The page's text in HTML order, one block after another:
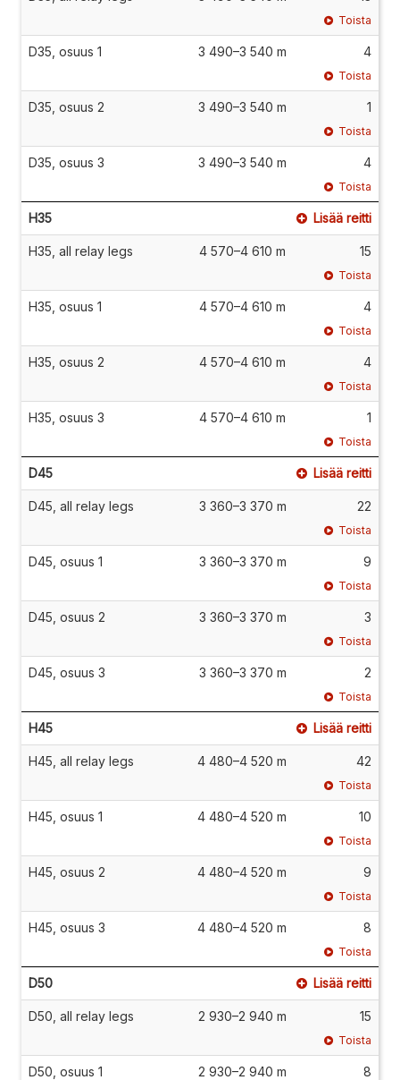
Toista
D35, osuus 1 3 490–3 540 m 4
Toista
D35, osuus 2 3 490–3 540 m 1
Toista
D35, osuus 3 3 490–3 540 m 4
Toista
H35 Lisää reitti
H35, all relay legs 4 570–4 610 m 15
Toista
H35, osuus 1 4 570–4 610 m 4
Toista
H35, osuus 2 4 570–4 610 m 4
Toista
H35, osuus 3 4 570–4 610 m 1
Toista
D45 Lisää reitti
D45, all relay legs 3 360–3 370 m 22
Toista
D45, osuus 1 3 360–3 370 m 9
Toista
D45, osuus 2 3 360–3 370 m 3
Toista
D45, osuus 3 3 360–3 370 m 2
Toista
H45 Lisää reitti
H45, all relay legs 4 480–4 520 m 42
Toista
H45, osuus 1 4 480–4 520 m 10
Toista
H45, osuus 2 4 480–4 520 m 9
Toista
H45, osuus 3 4 480–4 520 m 8
Toista
D50 Lisää reitti
D50, all relay legs 2 930–2 940 m 15
Toista
D50, osuus 1 2 930–2 940 m 8